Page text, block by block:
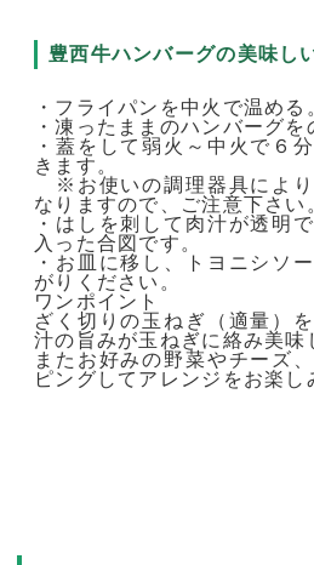
豊西牛ハンバーグの美味し
・フライパンを中火で温める
・凍ったままのハンバーグを
・蓋をして弱火～中火で６
きます。
※お使いの調理器具により
なりますので、ご注意下さい
・はしを刺して肉汁が透明
入った合図です。
・お皿に移し、トヨニシソ
がりください。
ワンポイント
ざく切りの玉ねぎ（適量）
汁の旨みが玉ねぎに絡み美味
またお好みの野菜やチーズ
ピングしてアレンジをお楽し